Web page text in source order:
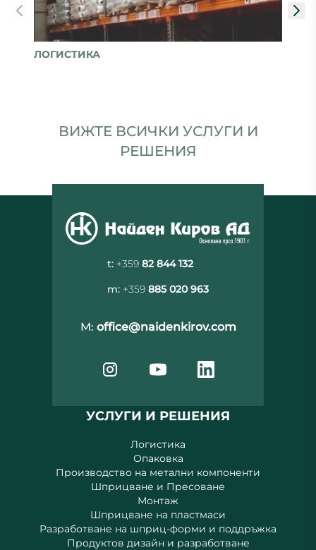
ЛОГИСТИКА
ВИЖТЕ ВСИЧКИ УСЛУГИ И
РЕШЕНИЯ
УСЛУГИ И РЕШЕНИЯ
Логистика
Опаковка
Производство на метални компоненти
Шприцване и Пресоване
Монтаж
Шприцване на пластмаси
Разработване на шприц-форми и поддръжка
Продуктов дизайн и разработване
t: +359 82 844 132
m: +359 885 020 963
M: office@naidenkirov.com